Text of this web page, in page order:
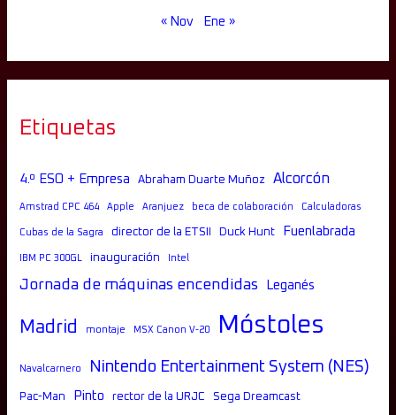
« Nov Ene »
Etiquetas
4.º ESO + Empresa Abraham Duarte Muñoz Alcorcón
Amstrad CPC 464 Apple Aranjuez beca de colaboración Calculadoras
Cubas de la Sagra director de la ETSII Duck Hunt Fuenlabrada
IBM PC 300GL inauguración Intel
Jornada de máquinas encendidas Leganés
Madrid montaje MSX Canon V-20 Móstoles
Navalcarnero Nintendo Entertainment System (NES)
Pac-Man Pinto rector de la URJC Sega Dreamcast